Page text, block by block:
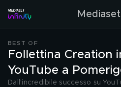
BEST OF
Follettina Creation
YouTube a
Dall'incredibile successo su